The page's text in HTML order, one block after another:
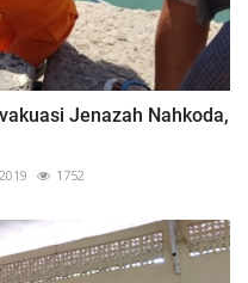
Jenazah Nahkoda,
1752